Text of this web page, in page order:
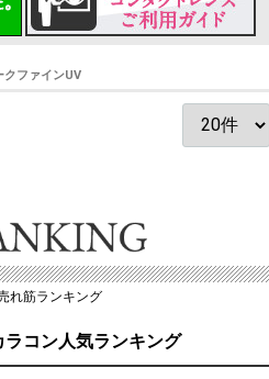
クファインUV
れ筋ランキング
ラコン人気ランキング